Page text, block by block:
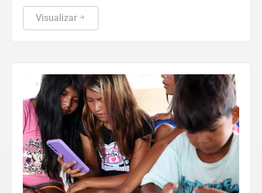
exportações quanto as importações cresceram na
comparação anual.
Visualizar